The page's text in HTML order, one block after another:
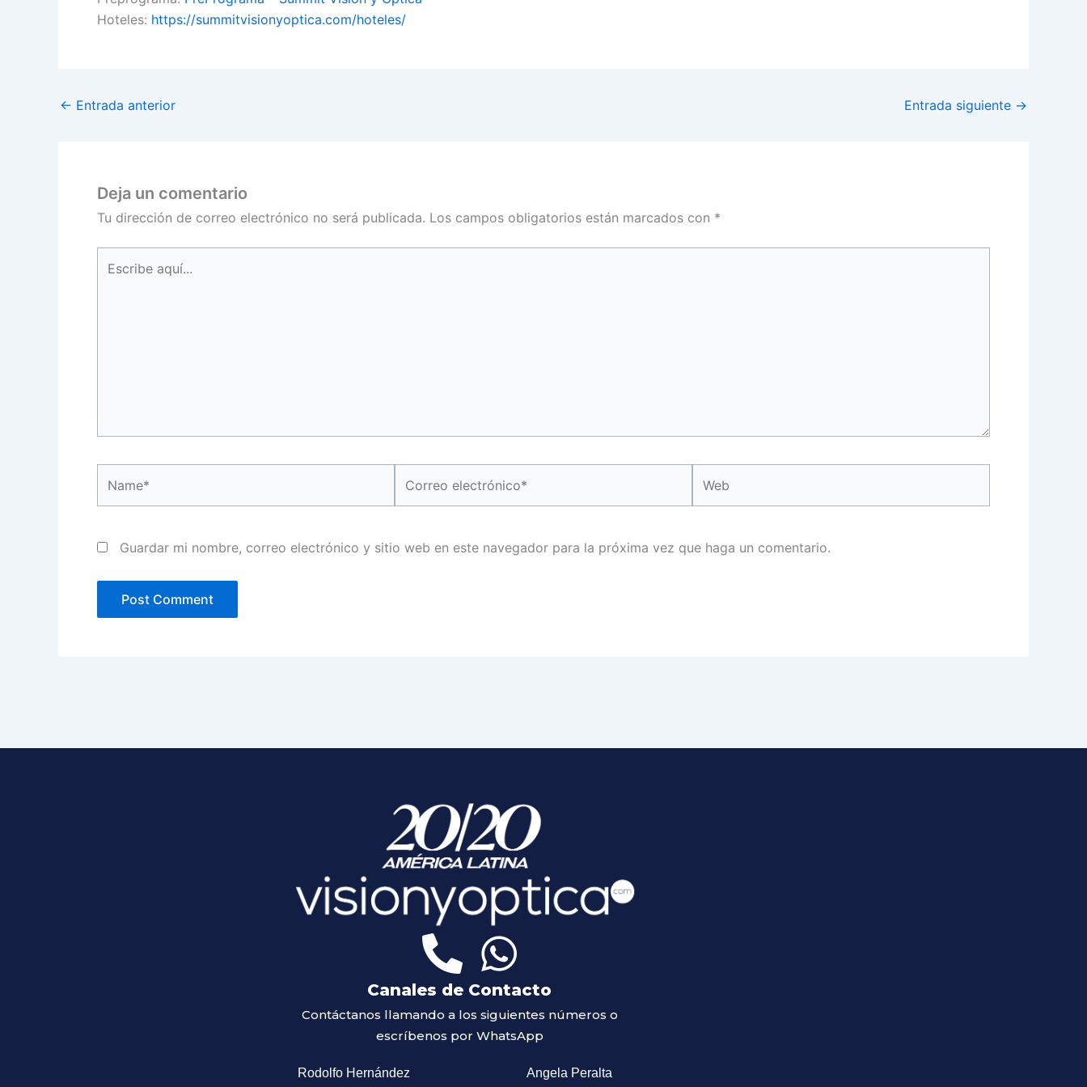
Hoteles: https://summitvisionyoptica.com/hoteles/
← Entrada anterior Entrada siguiente →
Deja un comentario
Tu dirección de correo electrónico no será publicada. Los campos obligatorios están marcados con *
aquí...
electrónico*
Guardar mi nombre, correo electrónico y sitio web en este navegador para la próxima vez que haga un comentario.
Canales de Contacto
Contáctanos llamando a los siguientes números o
escríbenos por WhatsApp
Rodolfo Hernández Angela Peralta